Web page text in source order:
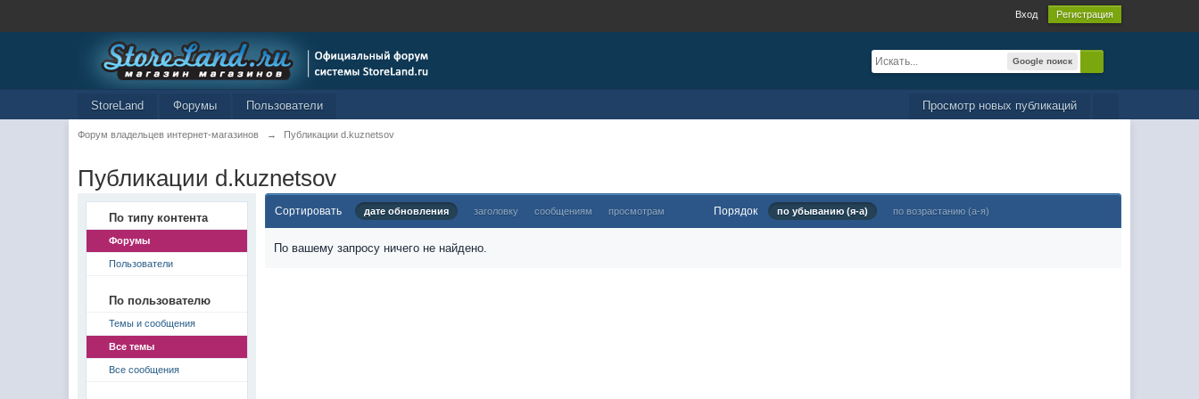
Вход Регистрация
Google поиск
Просмотр новых публикаций
StoreLand Форумы Пользователи
Форум владельцев интернет-магазинов → Публикации d.kuznetsov
Публикации d.kuznetsov
По типу контента
Форумы
Пользователи
По пользователю
Темы и сообщения
Все темы
Все сообщения
Сортировать дате обновления заголовку сообщениям просмотрам Порядок по убыванию (я-а) по возрастанию (а-я)
По вашему запросу ничего не найдено.